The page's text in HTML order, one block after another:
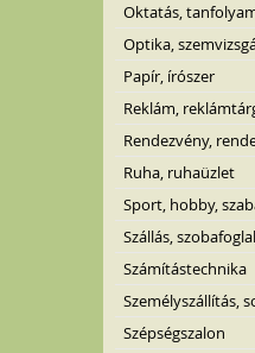
Oktatás,
Optika,
Papír, írószer
Reklám,
Rendezvény,
Ruha, ruhaüzlet
Sport, hobby,
Szállás,
Számítástechnika
Személyszállítás,
Szépségszalon